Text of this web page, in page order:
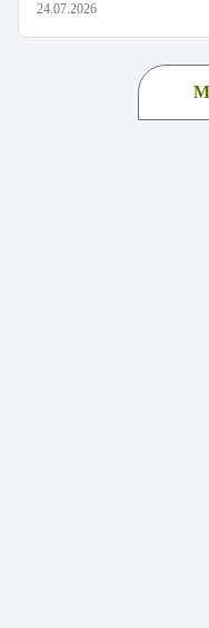
24.07.2026